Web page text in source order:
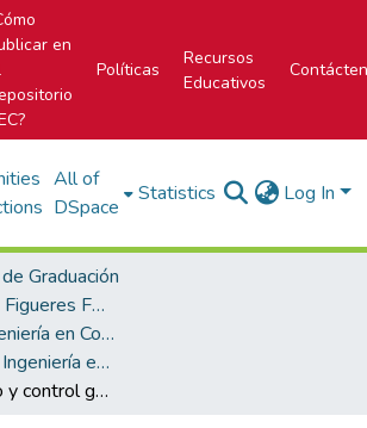
en
Políticas
Recursos
Educativos
All of
DSpace
Statistics Log In
Graduación
Biblioteca José Figueres Ferrer
Escuela de Ingeniería en Construcción
Licenciatura en Ingeniería en Construcción
Análisis, diseño y control geotécnico de la excavación del túnel y pozo vertical de la Descarga de Fondo del Proyecto Hidroeléctrico Reventazón